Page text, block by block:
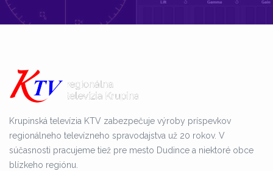
Krupinská televízia KTV zabezpečuje výroby príspevkov
regionálneho televízneho spravodajstva už 20 rokov. V
súčasnosti pracujeme tiež pre mesto Dudince a niektoré obce
blízkeho regiónu.